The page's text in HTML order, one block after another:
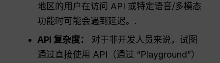
地区的用户在访问 API 或特定语音/多模态
功能时可能会遇到延迟。.
API 复杂度：
对于非开发人员来说，试图
通过直接使用 API（通过 “Playground”）